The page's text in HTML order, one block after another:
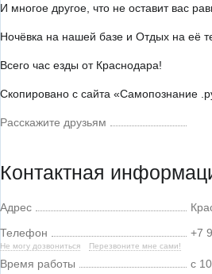
И многое другое, что не оставит вас
Ночёвка на нашей базе и Отдых на её
Всего час езды от Краснодара!
Скопировано с сайта «Самопознание
Расскажите друзьям
Контактная
Адрес
Телефон
Не могу дозвониться Перезвоните мне сами!
+7
Время работы
с